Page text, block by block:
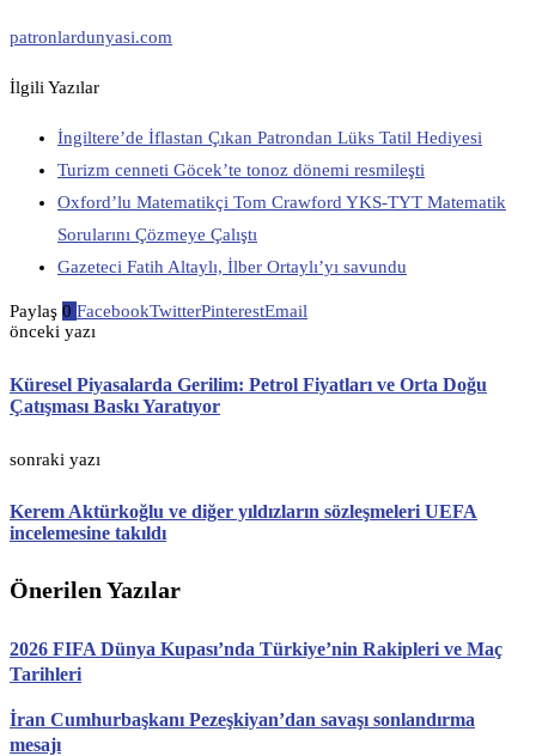
patronlardunyasi.com
İlgili Yazılar
İngiltere’de İflastan Çıkan Patrondan Lüks Tatil Hediyesi
Turizm cenneti Göcek’te tonoz dönemi resmileşti
Oxford’lu Matematikçi Tom Crawford YKS-TYT Matematik
Sorularını Çözmeye Çalıştı
Gazeteci Fatih Altaylı, İlber Ortaylı’yı savundu
Paylaş 0 FacebookTwitterPinterestEmail
önceki yazı
Küresel Piyasalarda Gerilim: Petrol Fiyatları ve Orta Doğu
Çatışması Baskı Yaratıyor
sonraki yazı
Kerem Aktürkoğlu ve diğer yıldızların sözleşmeleri UEFA
incelemesine takıldı
Önerilen Yazılar
2026 FIFA Dünya Kupası’nda Türkiye’nin Rakipleri ve Maç
Tarihleri
İran Cumhurbaşkanı Pezeşkiyan’dan savaşı sonlandırma
mesajı